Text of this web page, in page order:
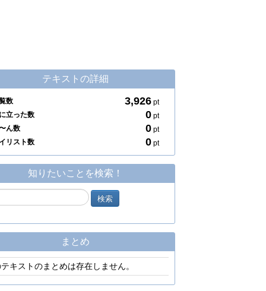
テキストの詳細
数 3,926 pt
立った数
0 pt
ん数
0 pt
リスト数
0 pt
知りたいことを検索！
まとめ
テキストのまとめは存在しません。